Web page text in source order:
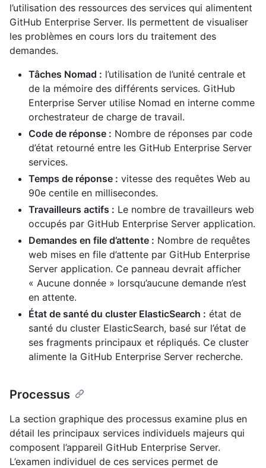
l’utilisation des ressources des services qui alimentent
GitHub Enterprise Server. Ils permettent de visualiser
les problèmes en cours lors du traitement des
demandes.
Tâches Nomad : l’utilisation de l’unité centrale et
de la mémoire des différents services. GitHub
Enterprise Server utilise Nomad en interne comme
orchestrateur de charge de travail.
Code de réponse : Nombre de réponses par code
d’état retourné entre les GitHub Enterprise Server
services.
Temps de réponse : vitesse des requêtes Web au
90e centile en millisecondes.
Travailleurs actifs : Le nombre de travailleurs web
occupés par GitHub Enterprise Server application.
Demandes en file d’attente : Nombre de requêtes
web mises en file d’attente par GitHub Enterprise
Server application. Ce panneau devrait afficher
« Aucune donnée » lorsqu’aucune demande n’est
en attente.
État de santé du cluster ElasticSearch : état de
santé du cluster ElasticSearch, basé sur l’état de
ses fragments principaux et répliqués. Ce cluster
alimente la GitHub Enterprise Server recherche.
Processus
La section graphique des processus examine plus en
détail les principaux services individuels majeurs qui
composent l’appareil GitHub Enterprise Server.
L’examen individuel de ces services permet de